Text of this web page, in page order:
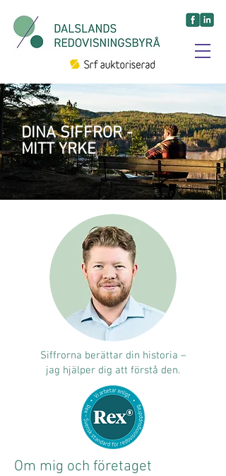
DINA SIFFROR -
MITT YRKE
Siffrorna berättar din historia –
jag hjälper dig att förstå den.
Om mig och företaget